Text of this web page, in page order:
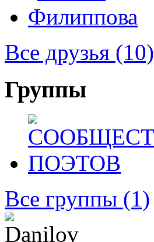
Все друзья (10)
Группы
Все группы (1)